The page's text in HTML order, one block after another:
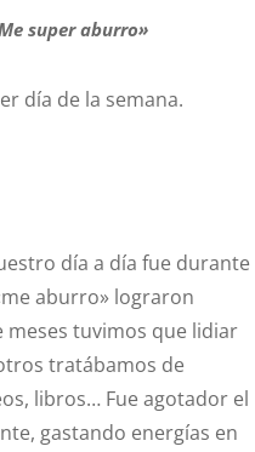
super aburro»
día de la semana.
día a día fue durante
aburro» lograron
meses tuvimos que lidiar
tratábamos de
libros… Fue agotador el
gastando energías en